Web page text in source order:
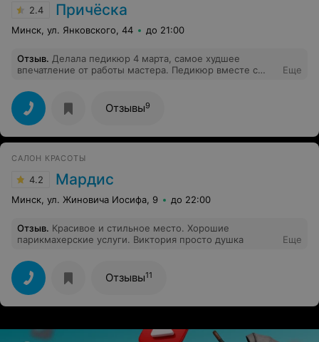
2.4 Причёска
Минск, ул. Янковского, 44 до 21:00
Отзыв. Делала педикюр 4 марта, самое худшее
впечатление от работы мастера. Педикюр вместе с
то ли спешил, то ли это норма для этой
парикмахерской, вообщем я больше ни ногой туда.
Ужас!
Еще
Отзывы9
САЛОН КРАСОТЫ
4.2 Мардис
Минск, ул. Жиновича Иосифа, 9 до 22:00
Отзыв. Красивое и стильное место. Хорошие
парикмахерские услуги. Виктория просто душка
Еще
Отзывы11